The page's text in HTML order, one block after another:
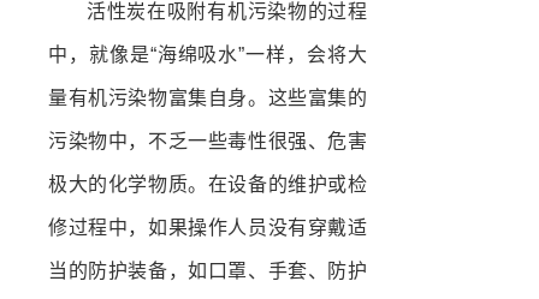
活性炭在吸附有机污染物的过程
中，就像是“海绵吸水”一样，会将大
量有机污染物富集自身。这些富集的
污染物中，不乏一些毒性很强、危害
极大的化学物质。在设备的维护或检
修过程中，如果操作人员没有穿戴适
当的防护装备，如口罩、手套、防护